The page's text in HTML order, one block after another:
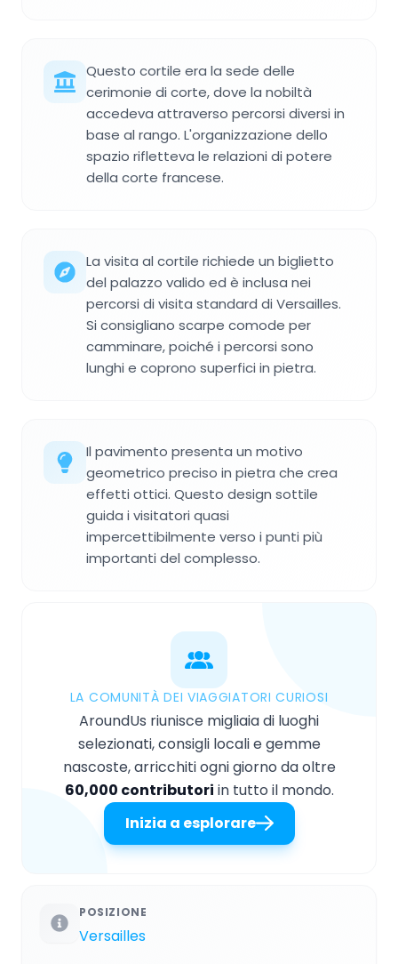
Questo cortile era la sede delle
cerimonie di corte, dove la nobiltà
accedeva attraverso percorsi diversi in
base al rango. L'organizzazione dello
spazio rifletteva le relazioni di potere
della corte francese.
La visita al cortile richiede un biglietto
del palazzo valido ed è inclusa nei
percorsi di visita standard di Versailles.
Si consigliano scarpe comode per
camminare, poiché i percorsi sono
lunghi e coprono superfici in pietra.
Il pavimento presenta un motivo
geometrico preciso in pietra che crea
effetti ottici. Questo design sottile
guida i visitatori quasi
impercettibilmente verso i punti più
importanti del complesso.
LA COMUNITÀ DEI VIAGGIATORI CURIOSI
AroundUs riunisce migliaia di luoghi
selezionati, consigli locali e gemme
nascoste, arricchiti ogni giorno da oltre
60,000 contributori in tutto il mondo.
Inizia a esplorare
POSIZIONE
Versailles